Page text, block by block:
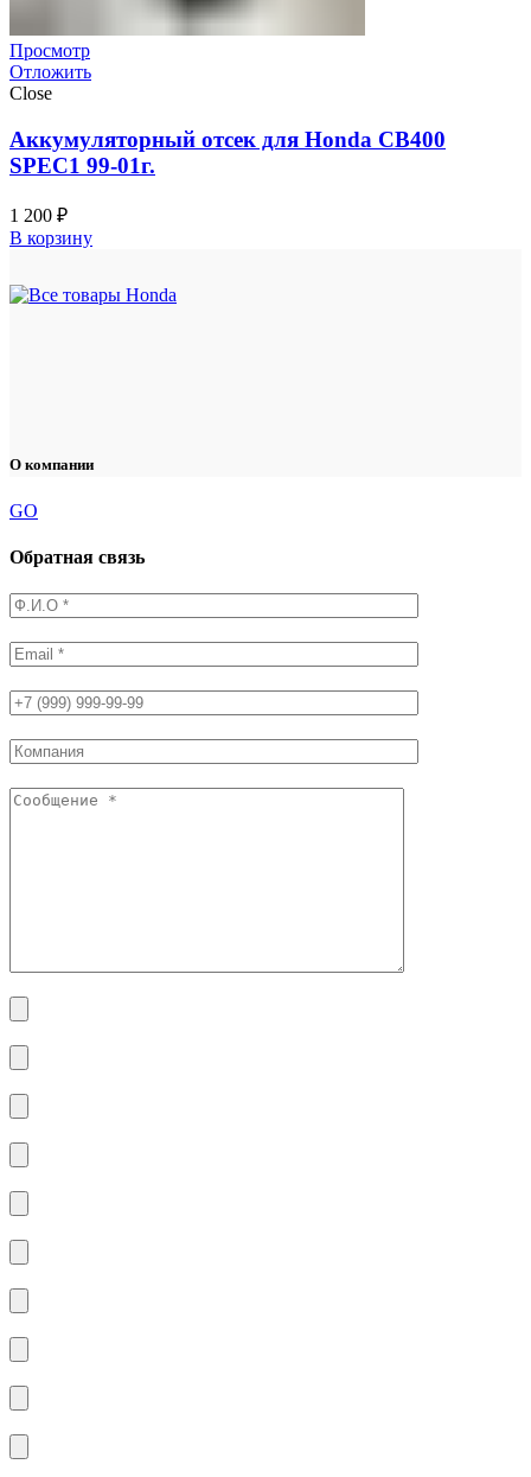
Просмотр
Отложить
Close
Аккумуляторный отсек для Honda CB400
SPEC1 99-01г.
1 200 ₽
В корзину
О компании
GO
Обратная связь